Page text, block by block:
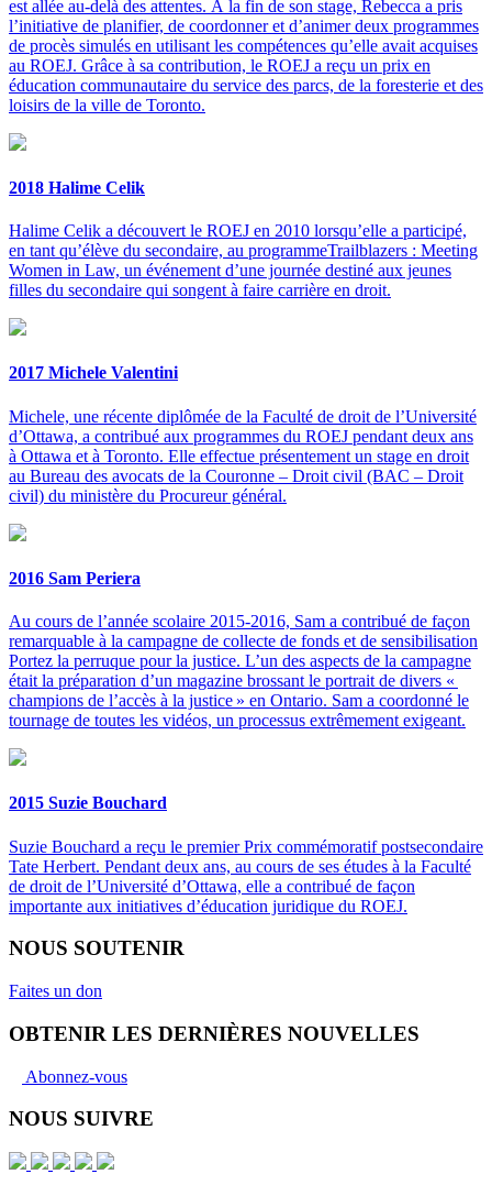
est allée au-delà des attentes. À la fin de son stage, Rebecca a pris
l’initiative de planifier, de coordonner et d’animer deux programmes
de procès simulés en utilisant les compétences qu’elle avait acquises
au ROEJ. Grâce à sa contribution, le ROEJ a reçu un prix en
éducation communautaire du service des parcs, de la foresterie et des
loisirs de la ville de Toronto.
2018 Halime Celik
Halime Celik a découvert le ROEJ en 2010 lorsqu’elle a participé,
en tant qu’élève du secondaire, au programmeTrailblazers : Meeting
Women in Law, un événement d’une journée destiné aux jeunes
filles du secondaire qui songent à faire carrière en droit.
2017 Michele Valentini
Michele, une récente diplômée de la Faculté de droit de l’Université
d’Ottawa, a contribué aux programmes du ROEJ pendant deux ans
à Ottawa et à Toronto. Elle effectue présentement un stage en droit
au Bureau des avocats de la Couronne – Droit civil (BAC – Droit
civil) du ministère du Procureur général.
2016 Sam Periera
Au cours de l’année scolaire 2015-2016, Sam a contribué de façon
remarquable à la campagne de collecte de fonds et de sensibilisation
Portez la perruque pour la justice. L’un des aspects de la campagne
était la préparation d’un magazine brossant le portrait de divers «
champions de l’accès à la justice » en Ontario. Sam a coordonné le
tournage de toutes les vidéos, un processus extrêmement exigeant.
2015 Suzie Bouchard
Suzie Bouchard a reçu le premier Prix commémoratif postsecondaire
Tate Herbert. Pendant deux ans, au cours de ses études à la Faculté
de droit de l’Université d’Ottawa, elle a contribué de façon
importante aux initiatives d’éducation juridique du ROEJ.
NOUS SOUTENIR
Faites un don
OBTENIR LES DERNIÈRES NOUVELLES
Abonnez-vous
NOUS SUIVRE